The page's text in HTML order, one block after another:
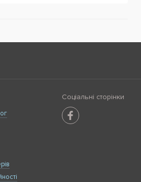
Соціальні сторінки